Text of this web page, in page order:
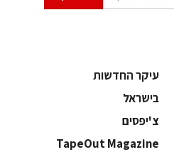
עיקר החדשות
בישראל
צ'יפסים
TapeOut Magazine